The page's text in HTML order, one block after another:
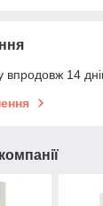
впродовж 14